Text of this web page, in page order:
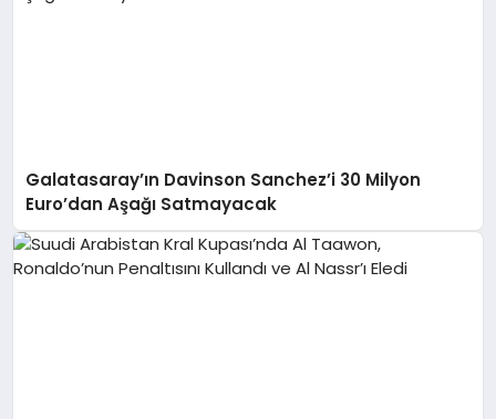
Galatasaray’ın Davinson Sanchez’i 30 Milyon
Euro’dan Aşağı Satmayacak